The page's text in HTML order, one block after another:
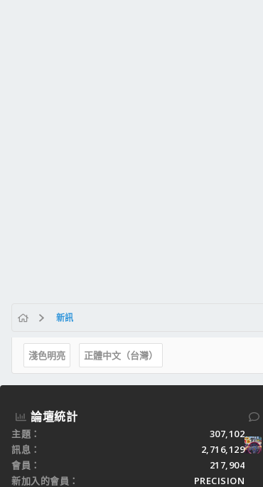
新訊
淺色明亮 正體中文（台灣）
論壇統計
主題
307,102
訊息
2,716,129
會員
217,904
新加入的會員
PRECISION